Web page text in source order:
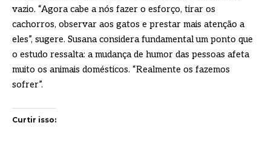
vazio. “Agora cabe a nós fazer o esforço, tirar os
cachorros, observar aos gatos e prestar mais atenção a
eles”, sugere. Susana considera fundamental um ponto que
o estudo ressalta: a mudança de humor das pessoas afeta
muito os animais domésticos. “Realmente os fazemos
sofrer”.
Curtir isso: